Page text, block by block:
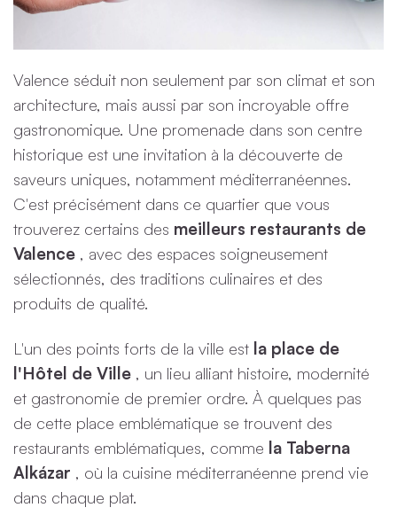
Valence séduit non seulement par son climat et son
architecture, mais aussi par son incroyable offre
gastronomique. Une promenade dans son centre
historique est une invitation à la découverte de
saveurs uniques, notamment méditerranéennes.
C'est précisément dans ce quartier que vous
trouverez certains des meilleurs restaurants de
Valence , avec des espaces soigneusement
sélectionnés, des traditions culinaires et des
produits de qualité.
L'un des points forts de la ville est la place de
l'Hôtel de Ville , un lieu alliant histoire, modernité
et gastronomie de premier ordre. À quelques pas
de cette place emblématique se trouvent des
restaurants emblématiques, comme la Taberna
Alkázar , où la cuisine méditerranéenne prend vie
dans chaque plat.